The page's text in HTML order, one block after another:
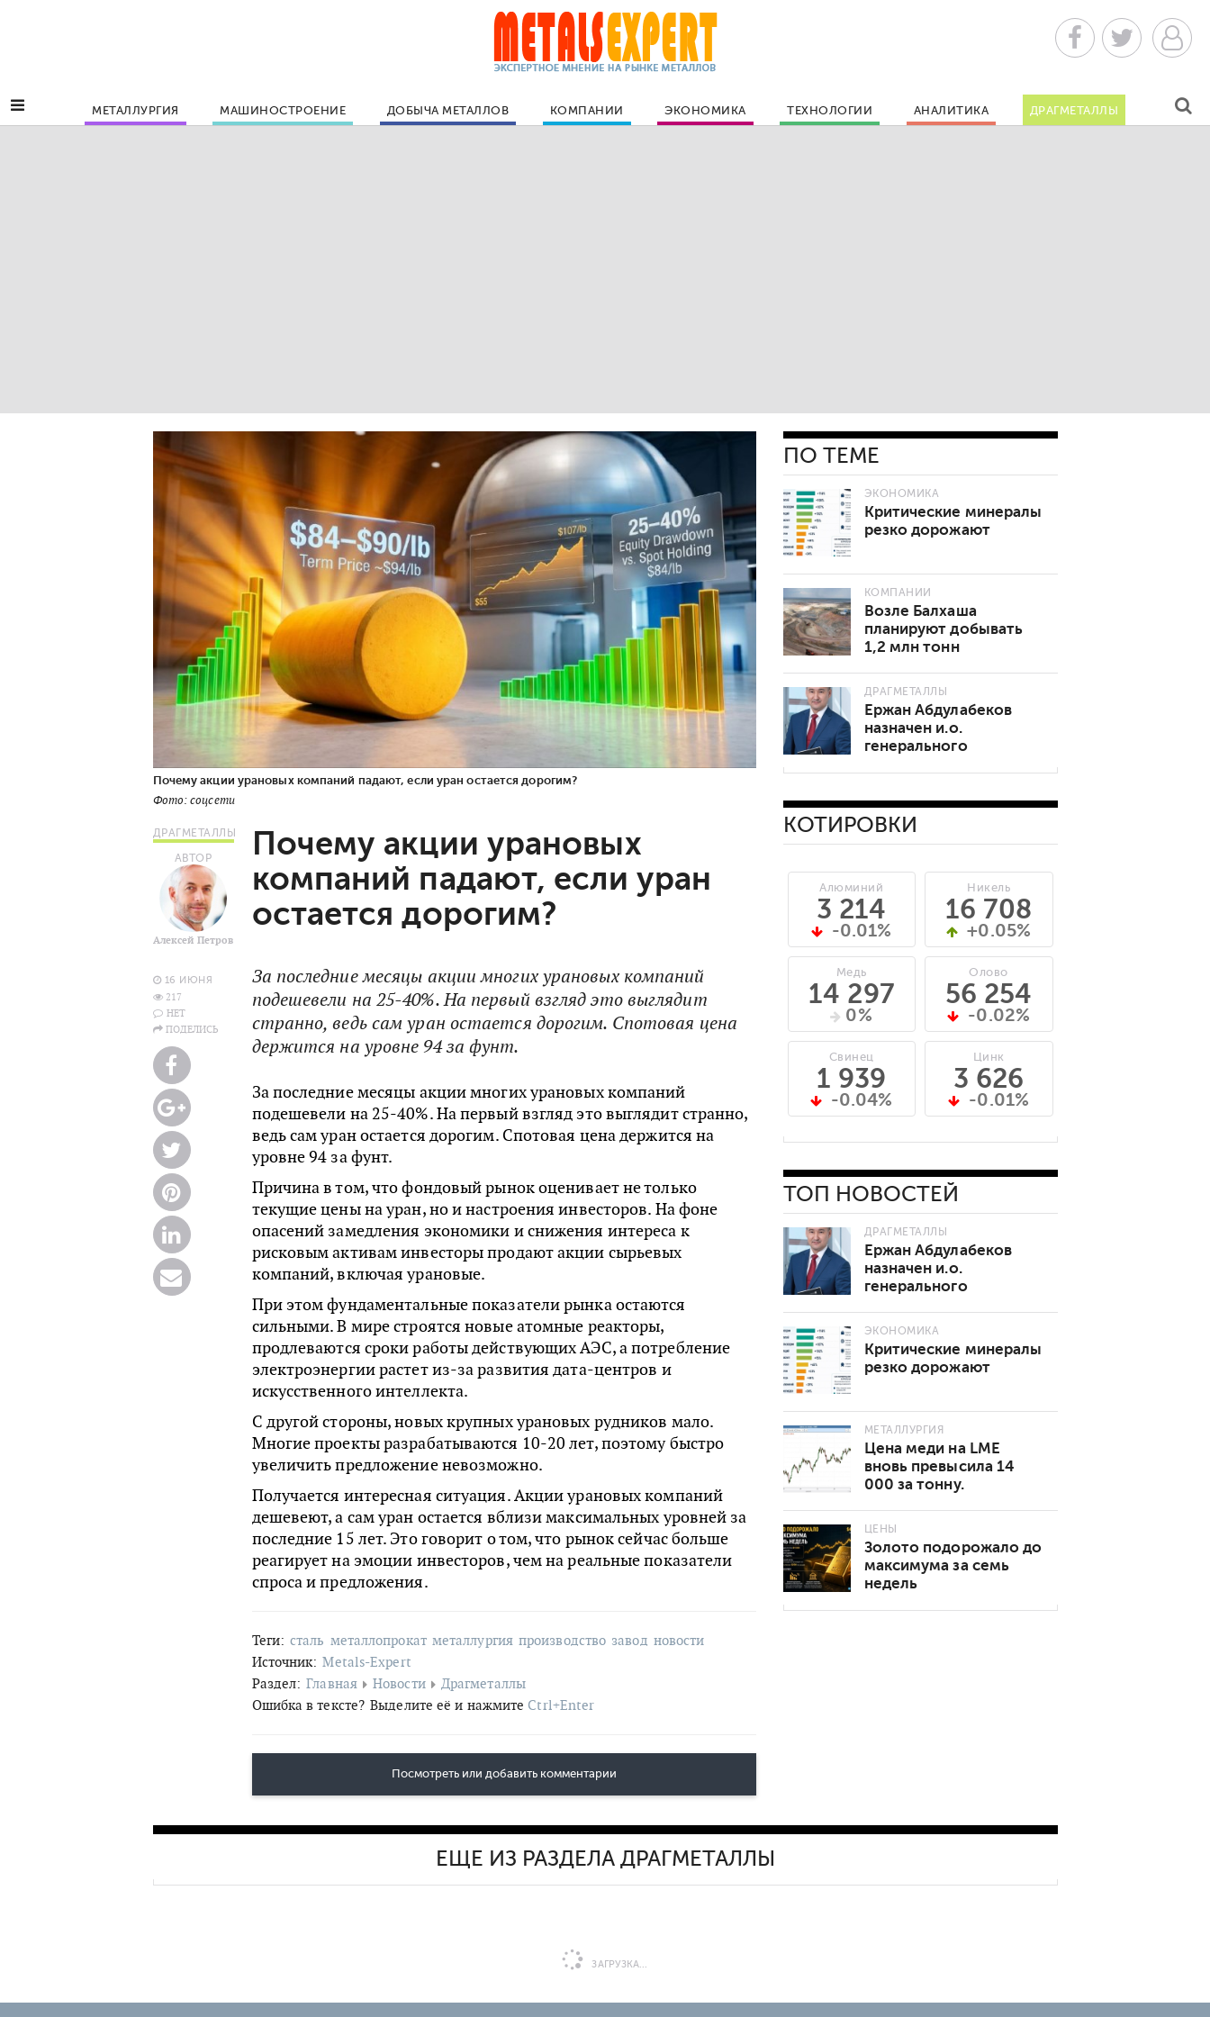
МЕТАЛЛУРГИЯ МАШИНОСТРОЕНИЕ ДОБЫЧА МЕТАЛЛОВ КОМПАНИИ ЭКОНОМИКА ТЕХНОЛОГИИ АНАЛИТИКА ДРАГМЕТАЛЛЫ
Почему акции урановых компаний падают, если уран остается дорогим?
Фото: соцсети
ДРАГМЕТАЛЛЫ
АВТОР
Алексей Петров
16 ИЮНЯ
217
НЕТ
ПОДЕЛИСЬ
Почему акции урановых
компаний падают, если уран
остается дорогим?
За последние месяцы акции многих урановых компаний
подешевели на 25-40%. На первый взгляд это выглядит
странно, ведь сам уран остается дорогим. Спотовая цена
держится на уровне 94 за фунт.
За последние месяцы акции многих урановых компаний
подешевели на 25-40%. На первый взгляд это выглядит странно,
ведь сам уран остается дорогим. Спотовая цена держится на
уровне 94 за фунт.
Причина в том, что фондовый рынок оценивает не только
текущие цены на уран, но и настроения инвесторов. На фоне
опасений замедления экономики и снижения интереса к
рисковым активам инвесторы продают акции сырьевых
компаний, включая урановые.
При этом фундаментальные показатели рынка остаются
сильными. В мире строятся новые атомные реакторы,
продлеваются сроки работы действующих АЭС, а потребление
электроэнергии растет из-за развития дата-центров и
искусственного интеллекта.
С другой стороны, новых крупных урановых рудников мало.
Многие проекты разрабатываются 10-20 лет, поэтому быстро
увеличить предложение невозможно.
Получается интересная ситуация. Акции урановых компаний
дешевеют, а сам уран остается вблизи максимальных уровней за
последние 15 лет. Это говорит о том, что рынок сейчас больше
реагирует на эмоции инвесторов, чем на реальные показатели
спроса и предложения.
Теги: сталь металлопрокат металлургия производство завод новости
Источник: Metals-Expert
Раздел: Главная Новости
Драгметаллы
Ошибка в тексте? Выделите её и нажмите Ctrl+Enter
Посмотреть или добавить комментарии
ПО ТЕМЕ
ЭКОНОМИКА
Критические минералы
резко дорожают
КОМПАНИИ
Возле Балхаша
планируют добывать
1,2 млн тонн
руды в год
ДРАГМЕТАЛЛЫ
Ержан Абдулабеков
назначен и.о.
генерального
КОТИРОВКИ
Алюминий
3 214
-0.01%
Медь
14 297
0%
Свинец
1 939
-0.04%
Никель
16 708
+0.05%
Олово
56 254
-0.02%
Цинк
3 626
-0.01%
ТОП НОВОСТЕЙ
ДРАГМЕТАЛЛЫ
Ержан Абдулабеков
назначен и.о.
генерального
ЭКОНОМИКА
Критические минералы
резко дорожают
МЕТАЛЛУРГИЯ
Цена меди на LME
вновь превысила 14
000 за тонну.
роста
ЦЕНЫ
Золото подорожало до
максимума за семь
недель
ЕЩЕ ИЗ РАЗДЕЛА ДРАГМЕТАЛЛЫ
ЗАГРУЗКА...